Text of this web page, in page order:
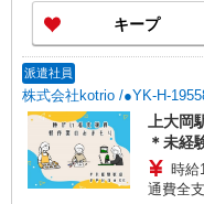
キープ
派遣社員
株式会社kotrio /●YK-H-
上大
＊未経
時
通費全